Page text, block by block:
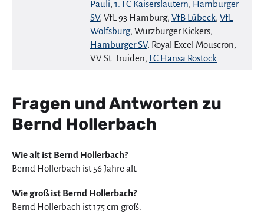
Pauli, 1. FC Kaiserslautern, Hamburger
SV, VfL 93 Hamburg, VfB Lübeck, VfL
Wolfsburg, Würzburger Kickers,
Hamburger SV, Royal Excel Mouscron,
VV St. Truiden, FC Hansa Rostock
Fragen und Antworten zu
Bernd Hollerbach
Wie alt ist Bernd Hollerbach?
Bernd Hollerbach ist 56 Jahre alt.
Wie groß ist Bernd Hollerbach?
Bernd Hollerbach ist 175 cm groß.